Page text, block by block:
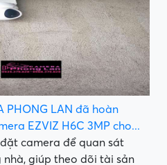
PHONG LAN đã hoàn
EZVIZ H6C 3MP cho...
camera để quan sát
nhà, giúp theo dõi tài sản